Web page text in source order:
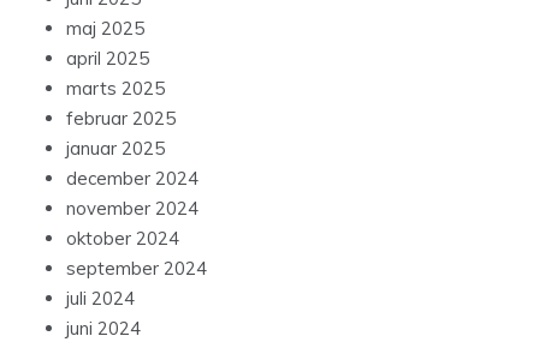
maj 2025
april 2025
marts 2025
februar 2025
januar 2025
december 2024
november 2024
oktober 2024
september 2024
juli 2024
juni 2024